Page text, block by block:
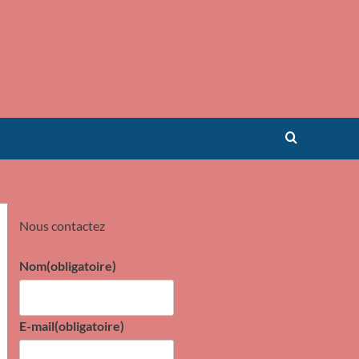
Nous contactez
Nom(obligatoire)
E-mail(obligatoire)